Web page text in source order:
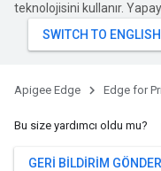
teknolojisini kullanır.
Apigee Edge Edge for
Bu size yardımcı oldu mu?
GERI BILDIRIM